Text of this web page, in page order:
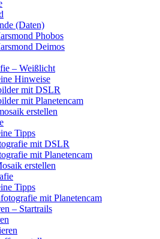
(Daten)
Phobos
Deimos
– Weißlicht
Hinweise
mit DSLR
mit Planetencam
erstellen
Tipps
mit DSLR
mit Planetencam
erstellen
Tipps
mit Planetencam
– Startrails